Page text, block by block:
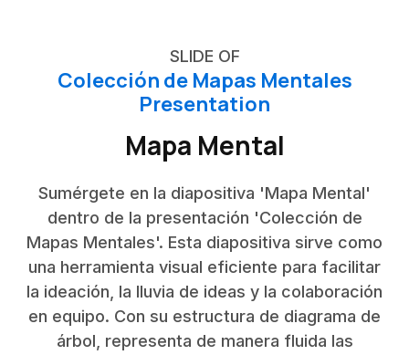
SLIDE OF
Colección de Mapas Mentales
Presentation
Mapa Mental
Sumérgete en la diapositiva 'Mapa Mental'
dentro de la presentación 'Colección de
Mapas Mentales'. Esta diapositiva sirve como
una herramienta visual eficiente para facilitar
la ideación, la lluvia de ideas y la colaboración
en equipo. Con su estructura de diagrama de
árbol, representa de manera fluida las